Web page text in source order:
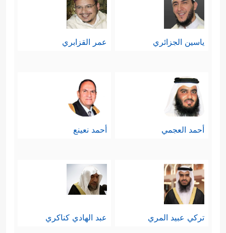
ياسين الجزائري عمر القزابري
أحمد العجمي أحمد نعينع
تركي عبيد المري عبد الهادي كناكري